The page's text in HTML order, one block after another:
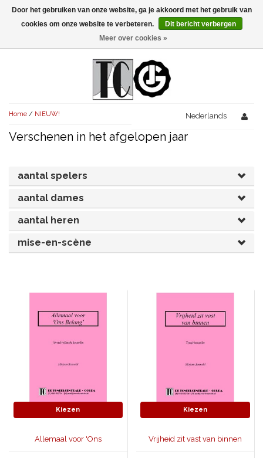
Menu
AVONDVULLEND (+75')
KORT (-30')
UITGELICHT!
AVONDVULLEND (+75')
OVERIG (30'-75')
UITGELICHT!
AVONDVULLEND (+75')
KORT (-30')
OVERIG (30'-75')
UITGELICHT!
KORT (-30')
OVERIG (30'-75')
SPEKTAKELSTUKKEN
JUBILEUMSTUK
KOSTUUMSTUK
MUSICAL
OVERIG
SINTERKLAASTONEEL
KERSTTONEEL
JEUGDTONEEL
PAASTONEEL
RECHTEN REGELEN
Home / NIEUW! Nederlands
Verschenen in het afgelopen jaar
aantal spelers
aantal dames
aantal heren
mise-en-scène
Kiezen
Allemaal voor 'Ons
Kiezen
Vrijheid zit vast van binnen
Door het gebruiken van onze website, ga je akkoord met het gebruik van
cookies om onze website te verbeteren.
Dit bericht verbergen
Meer over cookies »